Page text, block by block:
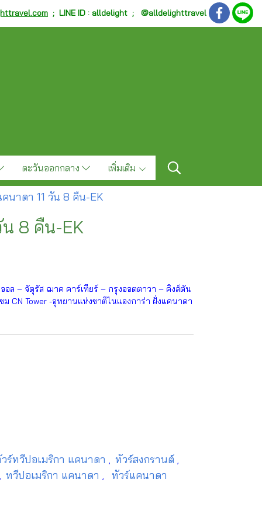
; LINE ID : alldelight ; @alldelighttravel
ตะวันออกกลาง เพิ่มเติม
นาดา 11 วัน 8 คืน-EK
น 8 คืน-EK
ล – จัตุรัส ฌาค คาร์เทียร์ – กรุงออตตาวา – คิงส์ตัน
ม CN Tower -อุทยานแห่งชาติไนแองการ่า ฝั่งแคนาดา
ร์ทวีปอเมริกา แคนาดา ทัวร์สงกรานต์
ทวีปอเมริกา แคนาดา ทัวร์แคนาดา